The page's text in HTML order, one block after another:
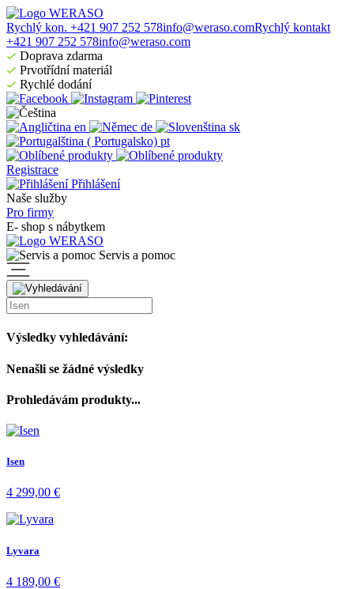
Rychlý kon. +421 907 252 578info@weraso.comRychlý kontakt
+421 907 252 578info@weraso.com
Doprava zdarma
Prvotřídní materiál
Rychlé dodání
en de
sk
pt
Registrace
Přihlášení
Naše služby
Pro firmy
E- shop s nábytkem
Servis a pomoc
Výsledky vyhledávání:
Nenašli se žádné výsledky
Prohledávám produkty...
Isen
4 299,00 €
Lyvara
4 189,00 €